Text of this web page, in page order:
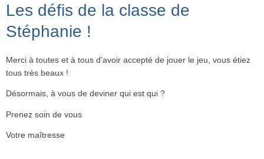
Les défis de la classe de
Stéphanie !
Merci à toutes et à tous d’avoir accepté de jouer le jeu, vous étiez
tous très beaux !
Désormais, à vous de deviner qui est qui ?
Prenez soin de vous
Votre maîtresse